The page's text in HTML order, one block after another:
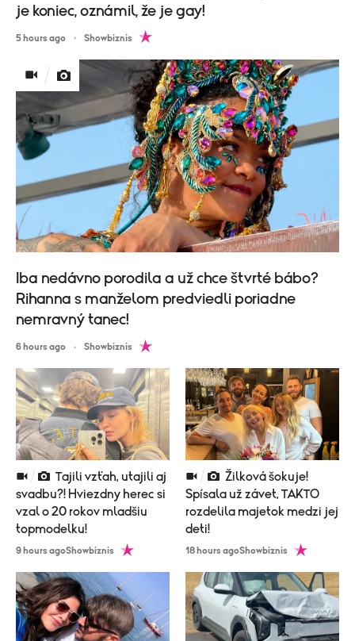
je koniec, oznámil, že je gay!
5 hours ago Showbiznis
Iba nedávno porodila a už chce štvrté bábo?
Rihanna s manželom predviedli poriadne
nemravný tanec!
6 hours ago Showbiznis
svadbu?! Hviezdny herec si
vzal o 20 rokov mladšiu
topmodelku!
9 hours agoShowbiznis
Spísala už závet, TAKTO
rozdelila majetok medzi jej
deti!
18 hours agoShowbiznis